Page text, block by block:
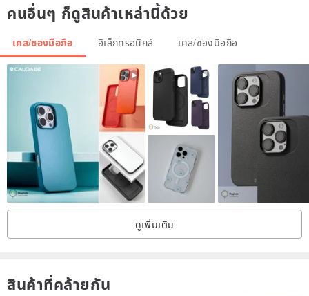
คนอื่นๆ ก็ดูสินค้าเหล่านี้ด้วย
เคส/ซองมือถือ อิเล็กทรอนิกส์ เคส/ซองมือถือ
ดูเพิ่มเติม
สินค้าที่คล้ายกัน